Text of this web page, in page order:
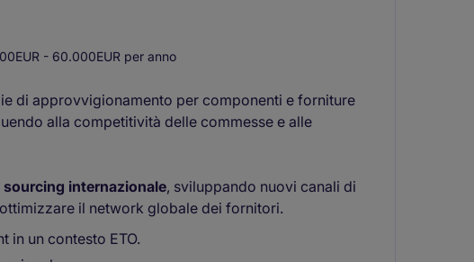
- 60.000EUR per anno
di approvvigionamento per componenti e forniture
alla competitività delle commesse e alle
internazionale, sviluppando nuovi canali di
il network globale dei fornitori.
in un contesto ETO.